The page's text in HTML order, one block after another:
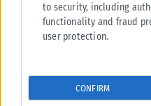
to security, including
functionality and fraud
user protection.
CONFIRM